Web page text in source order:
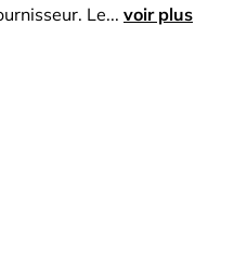
Le... voir plus